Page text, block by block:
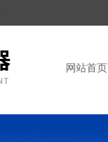
网站首页